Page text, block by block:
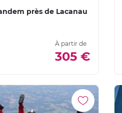
près de Lacanau
À partir de
305 €